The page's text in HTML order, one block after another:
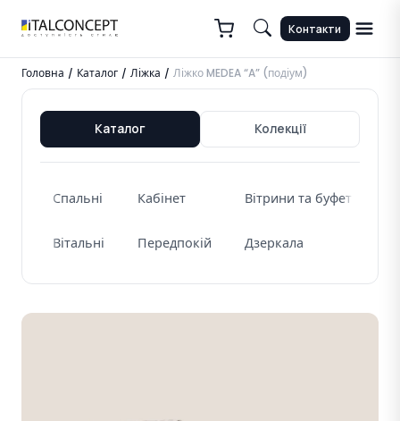
Контакти
Головна / Каталог / Ліжка / Ліжко MEDEA “A” (подіум)
Каталог Колекції
Спальні
Вітальні
Кабінет
Передпокій
Вітрини та буфети
Дзеркала